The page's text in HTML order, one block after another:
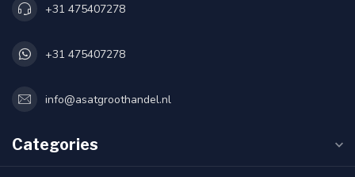
+31 475407278
+31 475407278
info@asatgroothandel.nl
Categories